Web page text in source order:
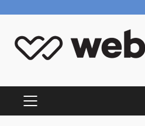
content
PRIMARY
MENU